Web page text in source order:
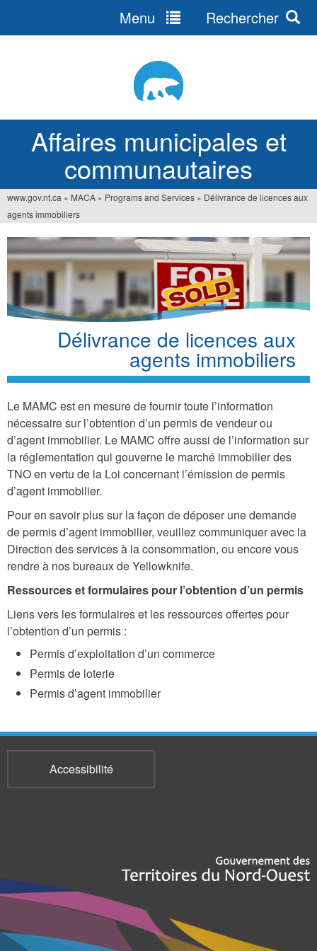
Affaires municipales et
communautaires
Menu Rechercher
Vous
êtes
ici
www.gov.nt.ca » MACA » Programs and Services » Délivrance de licences aux
agents immobiliers
Délivrance de licences aux
agents immobiliers
Le MAMC est en mesure de fournir toute l’information
nécessaire sur l’obtention d’un permis de vendeur ou
d’agent immobilier. Le MAMC offre aussi de l’information sur
la réglementation qui gouverne le marché immobilier des
TNO en vertu de la Loi concernant l’émission de permis
d’agent immobilier.
Pour en savoir plus sur la façon de déposer une demande
de permis d’agent immobilier, veuillez communiquer avec la
Direction des services à la consommation, ou encore vous
rendre à nos bureaux de Yellowknife.
Ressources et formulaires pour l’obtention d’un permis
Liens vers les formulaires et les ressources offertes pour
l’obtention d’un permis :
Permis d’exploitation d’un commerce
Permis de loterie
Permis d’agent immobilier
Accessibilité